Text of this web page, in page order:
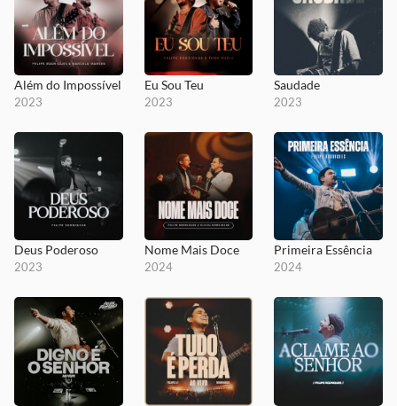
Além do Impossível
2023
Eu Sou Teu
2023
Saudade
2023
Deus Poderoso
2023
Nome Mais Doce
2024
Primeira Essência
2024